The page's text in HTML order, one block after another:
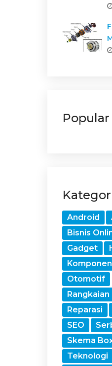
Android
Bisnis
Gadget
Komponen
Otomotif
Reparasi
SEO
Skema
Teknologi